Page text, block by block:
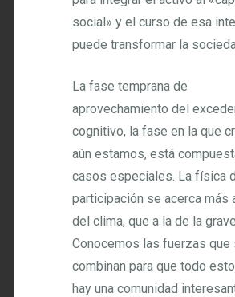
social» y el curso de esa
puede transformar la
La fase temprana de
aprovechamiento del
cognitivo, la fase en la que
aún estamos, está
casos especiales. La física
participación se acerca más
del clima, que a la de la
Conocemos las fuerzas que
combinan para que todo
hay una comunidad